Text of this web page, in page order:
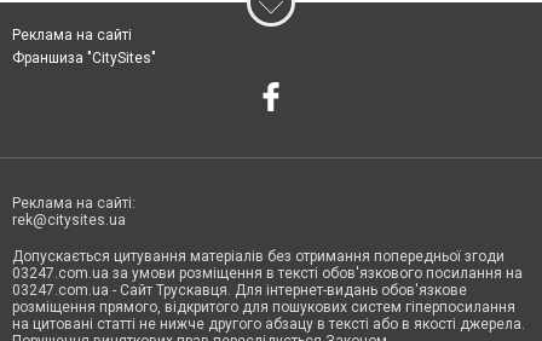
Реклама на сайті
Франшиза "CitySites"
Реклама на сайті:
rek@citysites.ua
Допускається цитування матеріалів без отримання попередньої згоди
03247.com.ua за умови розміщення в тексті обов'язкового посилання на
03247.com.ua - Сайт Трускавця. Для інтернет-видань обов'язкове
розміщення прямого, відкритого для пошукових систем гіперпосилання
на цитовані статті не нижче другого абзацу в тексті або в якості джерела.